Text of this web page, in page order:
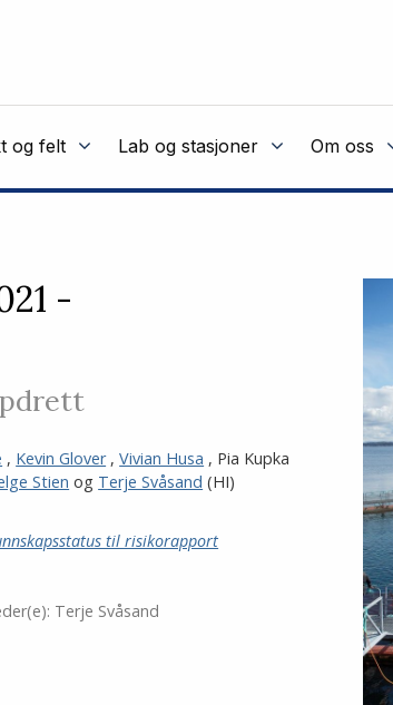
og felt Lab og stasjoner Om oss
-
, Kevin Glover ,Vivian Husa , Pia Kupka
Stien og Terje Svåsand (HI)
til risikorapport
Terje Svåsand